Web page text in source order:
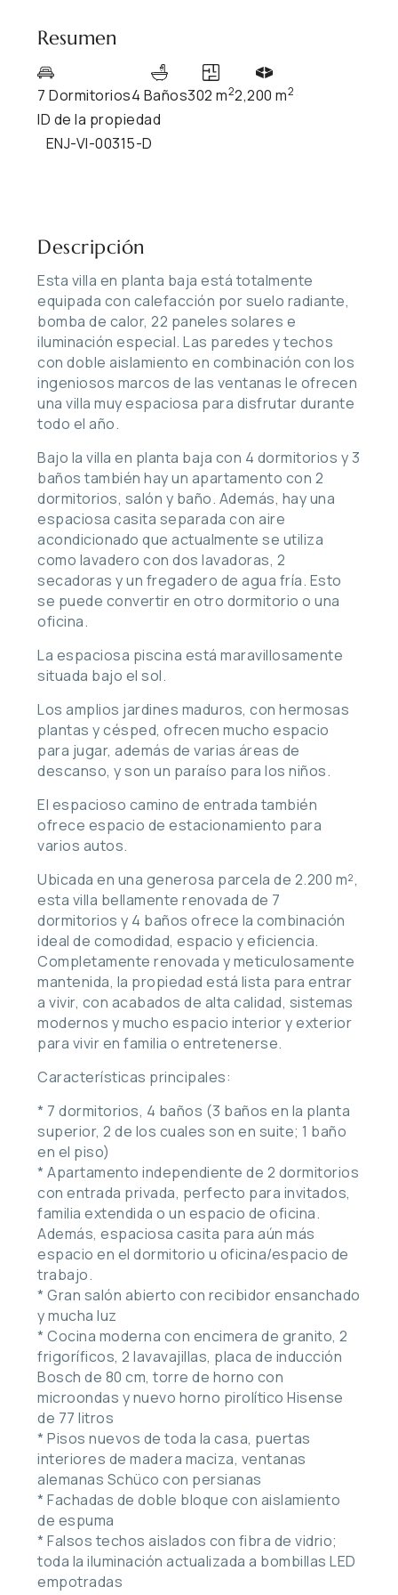
Resumen
7 Dormitorios4 Baños302 m22,200 m2
ID de la propiedad
ENJ-VI-00315-D
Descripción
Esta villa en planta baja está totalmente
equipada con calefacción por suelo radiante,
bomba de calor, 22 paneles solares e
iluminación especial. Las paredes y techos
con doble aislamiento en combinación con los
ingeniosos marcos de las ventanas le ofrecen
una villa muy espaciosa para disfrutar durante
todo el año.
Bajo la villa en planta baja con 4 dormitorios y 3
baños también hay un apartamento con 2
dormitorios, salón y baño. Además, hay una
espaciosa casita separada con aire
acondicionado que actualmente se utiliza
como lavadero con dos lavadoras, 2
secadoras y un fregadero de agua fría. Esto
se puede convertir en otro dormitorio o una
oficina.
La espaciosa piscina está maravillosamente
situada bajo el sol.
Los amplios jardines maduros, con hermosas
plantas y césped, ofrecen mucho espacio
para jugar, además de varias áreas de
descanso, y son un paraíso para los niños.
El espacioso camino de entrada también
ofrece espacio de estacionamiento para
varios autos.
Ubicada en una generosa parcela de 2.200 m²,
esta villa bellamente renovada de 7
dormitorios y 4 baños ofrece la combinación
ideal de comodidad, espacio y eficiencia.
Completamente renovada y meticulosamente
mantenida, la propiedad está lista para entrar
a vivir, con acabados de alta calidad, sistemas
modernos y mucho espacio interior y exterior
para vivir en familia o entretenerse.
Características principales:
* 7 dormitorios, 4 baños (3 baños en la planta
superior, 2 de los cuales son en suite; 1 baño
en el piso)
* Apartamento independiente de 2 dormitorios
con entrada privada, perfecto para invitados,
familia extendida o un espacio de oficina.
Además, espaciosa casita para aún más
espacio en el dormitorio u oficina/espacio de
trabajo.
* Gran salón abierto con recibidor ensanchado
y mucha luz
* Cocina moderna con encimera de granito, 2
frigoríficos, 2 lavavajillas, placa de inducción
Bosch de 80 cm, torre de horno con
microondas y nuevo horno pirolítico Hisense
de 77 litros
* Pisos nuevos de toda la casa, puertas
interiores de madera maciza, ventanas
alemanas Schüco con persianas
* Fachadas de doble bloque con aislamiento
de espuma
* Falsos techos aislados con fibra de vidrio;
toda la iluminación actualizada a bombillas LED
empotradas